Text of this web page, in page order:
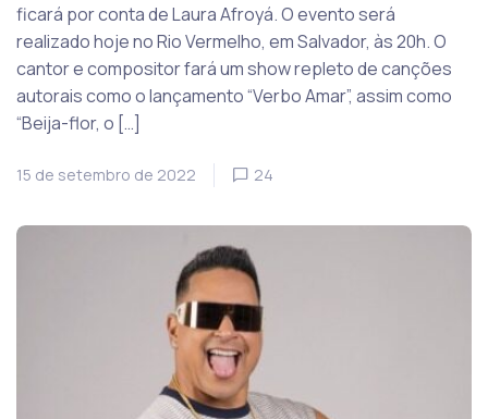
ficará por conta de Laura Afroyá. O evento será
realizado hoje no Rio Vermelho, em Salvador, às 20h. O
cantor e compositor fará um show repleto de canções
autorais como o lançamento “Verbo Amar”, assim como
“Beija-flor, o […]
15 de setembro de 2022 24